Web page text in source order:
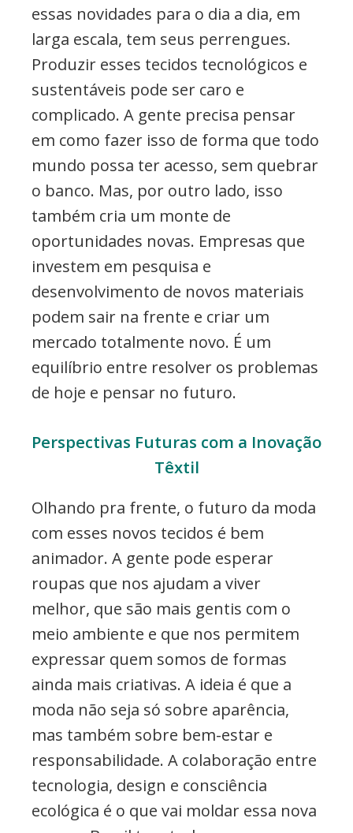
essas novidades para o dia a dia, em
larga escala, tem seus perrengues.
Produzir esses tecidos tecnológicos e
sustentáveis pode ser caro e
complicado. A gente precisa pensar
em como fazer isso de forma que todo
mundo possa ter acesso, sem quebrar
o banco. Mas, por outro lado, isso
também cria um monte de
oportunidades novas. Empresas que
investem em pesquisa e
desenvolvimento de novos materiais
podem sair na frente e criar um
mercado totalmente novo. É um
equilíbrio entre resolver os problemas
de hoje e pensar no futuro.
Perspectivas Futuras com a Inovação
Têxtil
Olhando pra frente, o futuro da moda
com esses novos tecidos é bem
animador. A gente pode esperar
roupas que nos ajudam a viver
melhor, que são mais gentis com o
meio ambiente e que nos permitem
expressar quem somos de formas
ainda mais criativas. A ideia é que a
moda não seja só sobre aparência,
mas também sobre bem-estar e
responsabilidade. A colaboração entre
tecnologia, design e consciência
ecológica é o que vai moldar essa nova